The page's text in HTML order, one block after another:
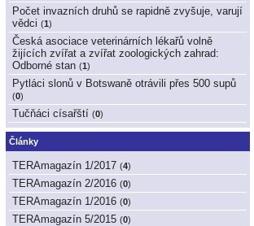
Počet invazních druhů se rapidně zvyšuje, varují
vědci (1)
Česká asociace veterinárních lékařů volně
žijících zvířat a zvířat zoologických zahrad:
Odborné stan (1)
Pytláci slonů v Botswaně otrávili přes 500 supů
(0)
Tučňáci císařští (0)
Články
TERAmagazín 1/2017 (4)
TERAmagazín 2/2016 (0)
TERAmagazín 1/2016 (0)
TERAmagazín 5/2015 (0)